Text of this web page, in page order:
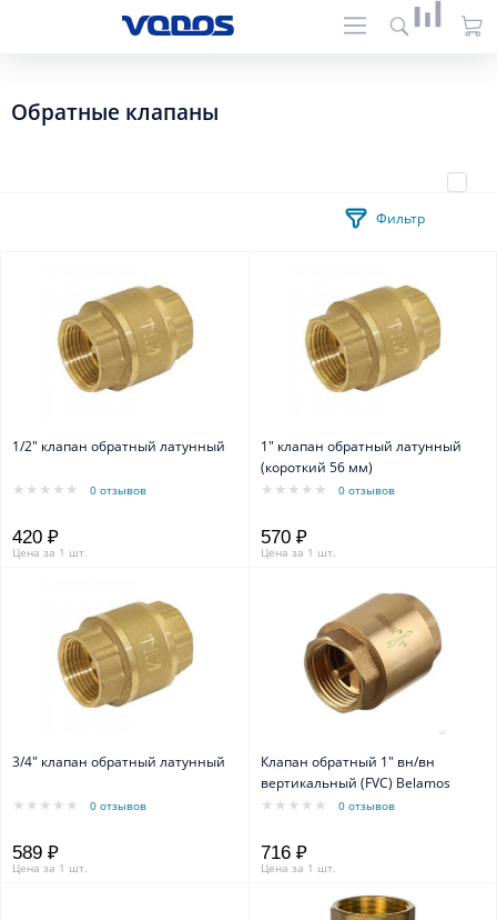
Обратные клапаны
Фильтр
1/2" клапан обратный латунный
0 отзывов
420 ₽
Цена за 1 шт.
1" клапан обратный латунный
(короткий 56 мм)
0 отзывов
570 ₽
Цена за 1 шт.
3/4" клапан обратный латунный
0 отзывов
589 ₽
Цена за 1 шт.
Клапан обратный 1" вн/вн
вертикальный (FVC) Belamos
0 отзывов
716 ₽
Цена за 1 шт.